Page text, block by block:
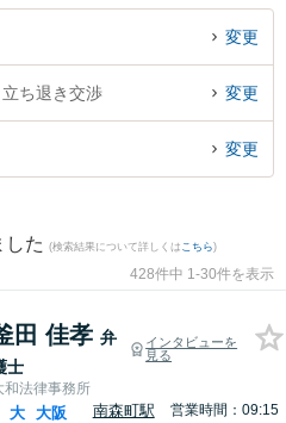
交渉や家賃交渉、不動産契約解除等の
です。特に大和法律事務所の釜田 佳孝
のトラブルを今すぐに弁護士に相談し
実績豊富な近くの弁護士を検索した
律相談できる大阪府内の弁護士に相談
変更
ち退き交渉 変更
変更
した (検索結果について詳しくは こちら)
428件中 1-30件を表示
田 佳孝 弁
士
インタビューを
見る
和法律事務所
大 大阪
南森町駅
営業時間：09:15